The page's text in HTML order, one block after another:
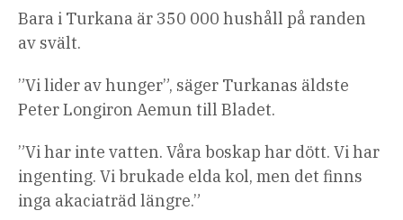
Bara i Turkana är 350 000 hushåll på randen
av svält.
”Vi lider av hunger”, säger Turkanas äldste
Peter Longiron Aemun till Bladet.
”Vi har inte vatten. Våra boskap har dött. Vi har
ingenting. Vi brukade elda kol, men det finns
inga akaciaträd längre.”